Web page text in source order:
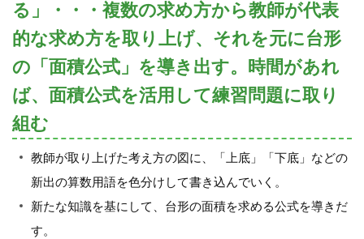
る」・・・複数の求め方から教師が代表
的な求め方を取り上げ、それを元に台形
の「面積公式」を導き出す。時間があれ
ば、面積公式を活用して練習問題に取り
組む
教師が取り上げた考え方の図に、「上底」「下底」などの
新出の算数用語を色分けして書き込んでいく。
新たな知識を基にして、台形の面積を求める公式を導きだ
す。